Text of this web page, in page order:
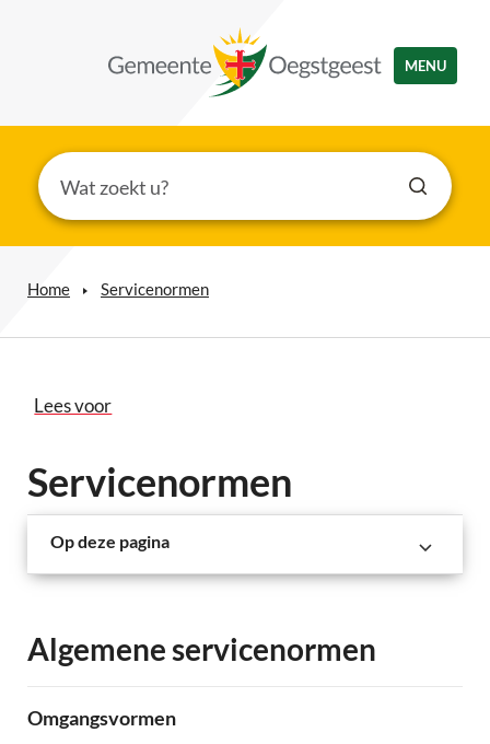
MENU
Home Servicenormen
Lees voor
Servicenormen
Op deze pagina
Algemene servicenormen
Omgangsvormen